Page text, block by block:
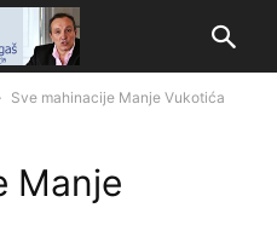
Sve mahinacije Manje Vukotića
Manje